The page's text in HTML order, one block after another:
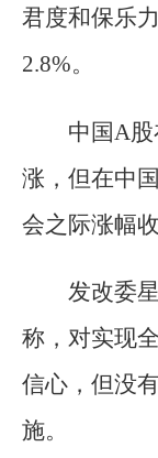
君度和保乐
2.8%。
中国A
涨，但在中
会之际涨幅收
发改委
称，对实现
信心，但没
施。